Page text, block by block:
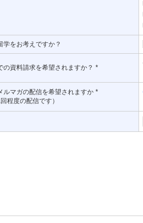
学をお考えですか？
の資料請求を希望されますか？ *
ルマガの配信を希望されますか *
回程度の配信です）